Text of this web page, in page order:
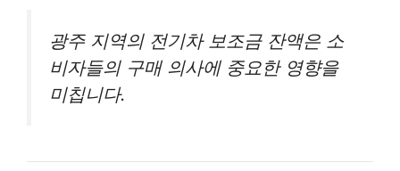
광주 지역의 전기차 보조금 잔액은 소
비자들의 구매 의사에 중요한 영향을
미칩니다.